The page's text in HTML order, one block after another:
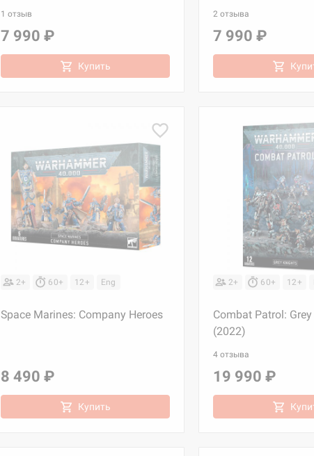
1 отзыв
7 990 ₽
Купить
2 отзыва
7 990 ₽
2+ 60+ 12+ Eng
Space Marines: Company Heroes
8 490 ₽
Купить
2+ 60+ 12+
Combat Patrol:
(2022)
4 отзыва
19 990 ₽